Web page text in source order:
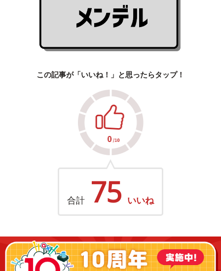
この記事が「いいね！」と思ったらタップ！
合計 75 いいね